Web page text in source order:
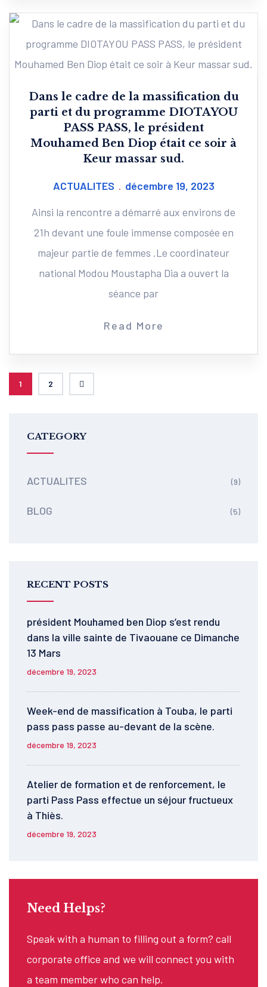
Dans le cadre de la massification du
parti et du programme DIOTAYOU
PASS PASS, le président
Mouhamed Ben Diop était ce soir à
Keur massar sud.
ACTUALITES
décembre 19, 2023
Ainsi la rencontre a démarré aux environs de
21h devant une foule immense composée en
majeur partie de femmes .Le coordinateur
national Modou Moustapha Dia a ouvert la
séance par
Read More
1 2
CATEGORY
ACTUALITES (9)
BLOG (5)
RECENT POSTS
président Mouhamed ben Diop s’est rendu
dans la ville sainte de Tivaouane ce Dimanche
13 Mars
décembre 19, 2023
Week-end de massification à Touba, le parti
pass pass passe au-devant de la scène.
décembre 19, 2023
Atelier de formation et de renforcement, le
parti Pass Pass effectue un séjour fructueux
à Thiès.
décembre 19, 2023
Need Helps?
Speak with a human to filling out a form? call
corporate office and we will connect you with
a team member who can help.